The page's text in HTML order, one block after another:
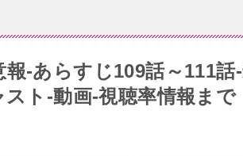
-あらすじ109話～111話
ト-動画-視聴率情報まで